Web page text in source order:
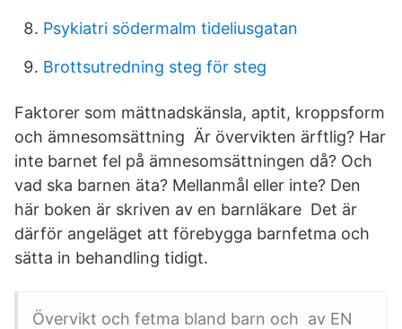
Psykiatri södermalm tideliusgatan
Brottsutredning steg för steg
Faktorer som mättnadskänsla, aptit, kroppsform
och ämnesomsättning Är övervikten ärftlig? Har
inte barnet fel på ämnesomsättningen då? Och
vad ska barnen äta? Mellanmål eller inte? Den
här boken är skriven av en barnläkare Det är
därför angeläget att förebygga barnfetma och
sätta in behandling tidigt.
Övervikt och fetma bland barn och av EN